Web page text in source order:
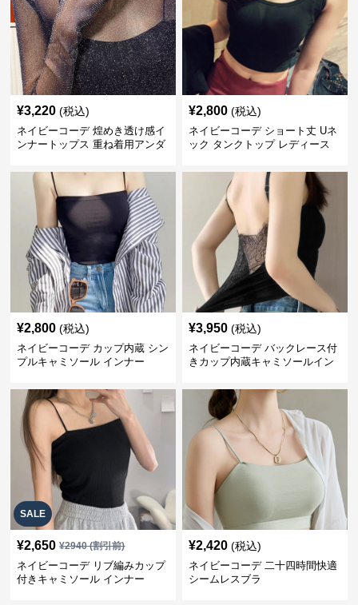
¥3,220 (税込)
ネイビーコーデ 煌めき透け感イ
ンナートップス 重ね着用アンダ
¥2,800 (税込)
ネイビーコーデ ショート丈 Uネ
ック タンクトップ レディース
¥2,800 (税込)
ネイビーコーデ カップ内蔵 シン
プルキャミソール インナー
¥3,950 (税込)
ネイビーコーデ バックレース付
きカップ内蔵キャミソールイン
SALE
¥2,650 ¥2940(割引前)
ネイビーコーデ リブ編みカップ
付きキャミソール インナー
¥2,420 (税込)
ネイビーコーデ 二十四時間快適
シームレスブラ